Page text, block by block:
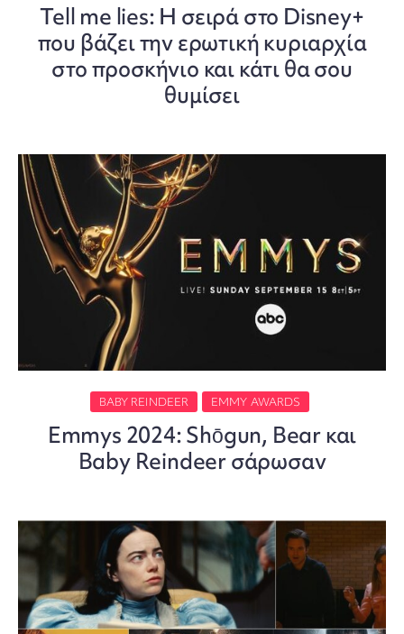
Tell me lies: Η σειρά στο Disney+
που βάζει την ερωτική κυριαρχία
στο προσκήνιο και κάτι θα σου
θυμίσει
BABY REINDEER EMMY AWARDS
Emmys 2024: Shōgun, Bear και
Baby Reindeer σάρωσαν